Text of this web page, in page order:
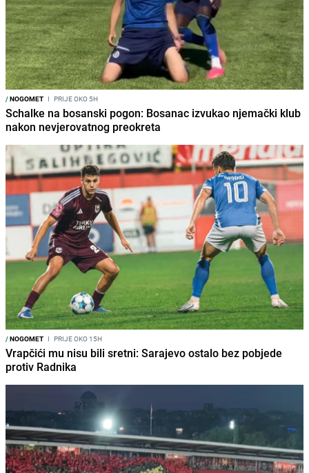
/NOGOMET I PRIJE OKO 5H
Schalke na bosanski pogon: Bosanac izvukao njemački klub
nakon nevjerovatnog preokreta
/NOGOMET I PRIJE OKO 15H
Vrapčići mu nisu bili sretni: Sarajevo ostalo bez pobjede
protiv Radnika